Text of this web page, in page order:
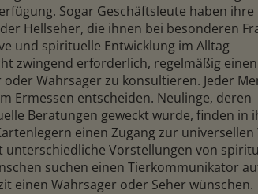
Sogar Geschäftsleute haben ihre
Hellseher, die ihnen bei besonderen
und spirituelle Entwicklung im Alltag
zwingend erforderlich, regelmäßig einen
Wahrsager zu konsultieren. Jeder
Ermessen entscheiden. Neulinge, deren
Beratungen geweckt wurde, finden in
einen Zugang zur universellen
unterschiedliche Vorstellungen von
suchen einen Tierkommunikator
einen Wahrsager oder Seher wünschen.